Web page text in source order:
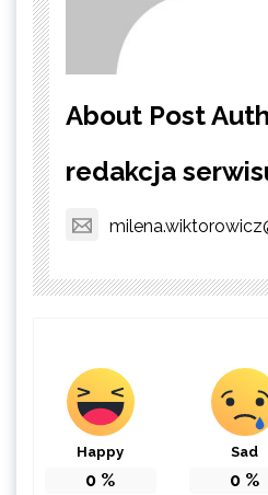
About Post
redakcja
Happy
0 %
Sad
0 %